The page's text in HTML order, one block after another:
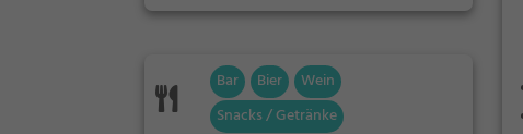
Bar Bier
Wein
Snacks / Getränke